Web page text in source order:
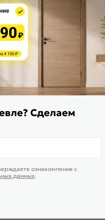
Контактный телефон*
c Политикой обработки
Сделаем
ознакомление c
данных.